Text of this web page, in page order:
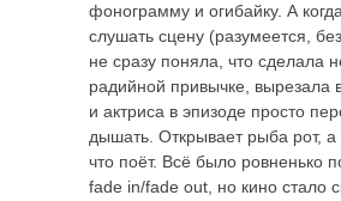
фонограмму и огибайку. А
слушать сцену (разумеется,
не сразу поняла, что сделала
радийной привычке, вырезала
и актриса в эпизоде просто
дышать. Открывает рыба рот,
что поёт. Всё было ровненько
fade in/fade out, но кино стало